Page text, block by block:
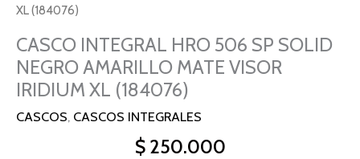
XL (184076)
CASCO INTEGRAL HRO 506 SP SOLID
NEGRO AMARILLO MATE VISOR
IRIDIUM XL (184076)
CASCOS, CASCOS INTEGRALES
$250.000